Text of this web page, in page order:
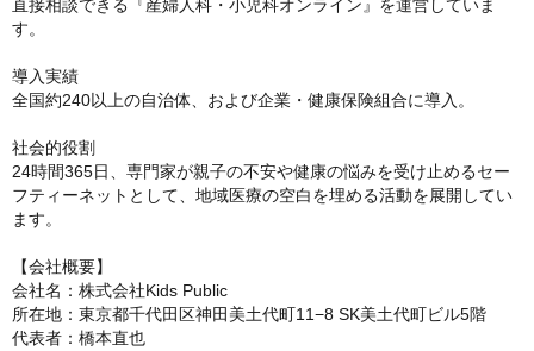
直接相談できる『産婦人科・小児科オンライン』を運営していま
す。
導入実績
全国約240以上の自治体、および企業・健康保険組合に導入。
社会的役割
24時間365日、専門家が親子の不安や健康の悩みを受け止めるセー
フティーネットとして、地域医療の空白を埋める活動を展開してい
ます。
【会社概要】
会社名：株式会社Kids Public
所在地：東京都千代田区神田美土代町11−8 SK美土代町ビル5階
代表者：橋本直也